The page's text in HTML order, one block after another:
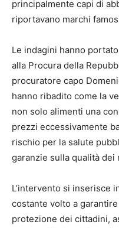
principalmente capi di
riportavano marchi
Le indagini hanno
alla Procura della
procuratore capo
hanno ribadito come la
non solo alimenti una
prezzi eccessivamente
rischio per la salute
garanzie sulla qualità dei
L’intervento si inserisce
costante volto a
protezione dei cittadini,